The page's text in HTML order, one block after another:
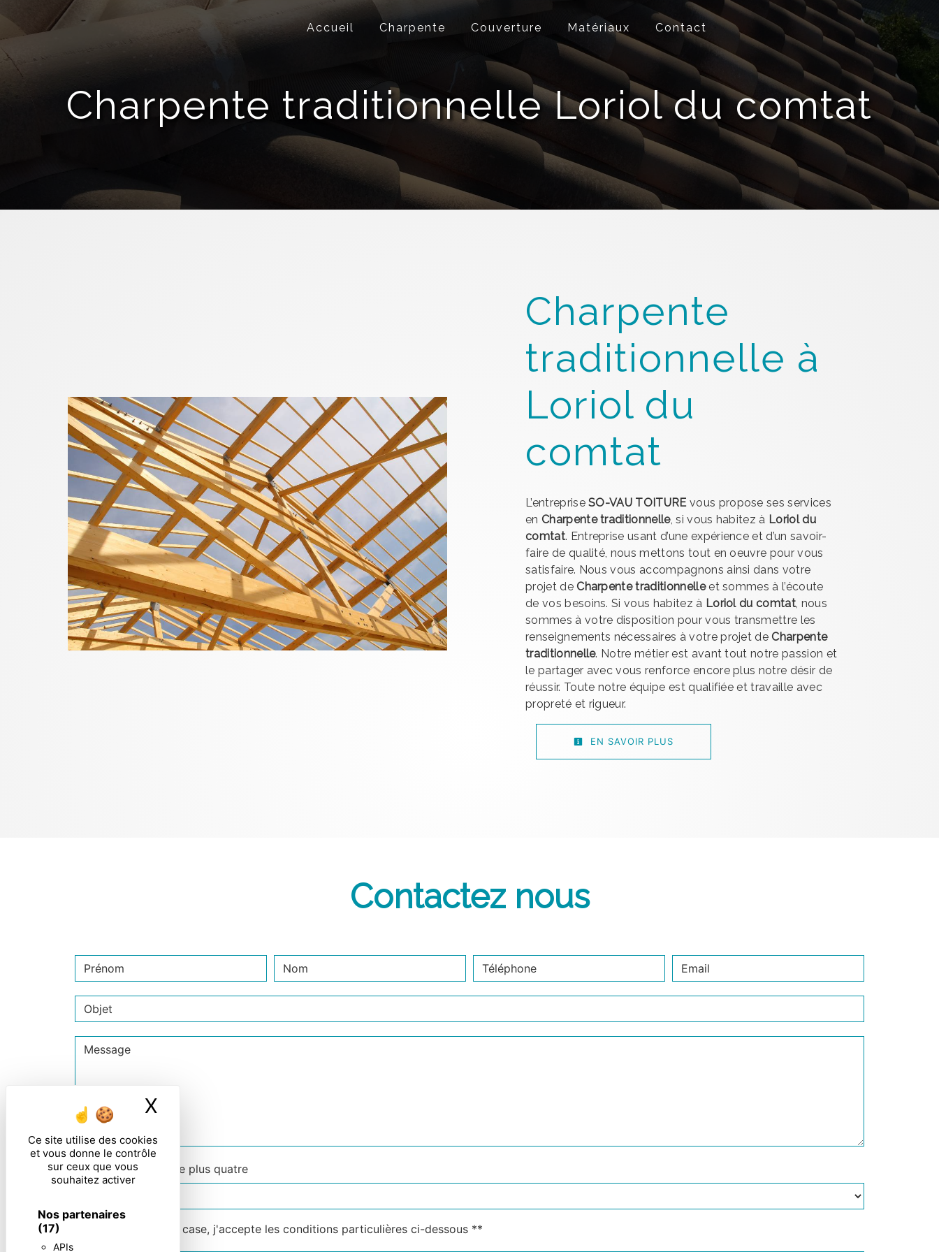
Panneau de gestion des cookies
Ce site utilise des cookies
et vous donne le contrôle
sur ceux que vous
souhaitez activer
Nos partenaires
(17)
APIs
X
Accueil Charpente Couverture Matériaux Contact
Charpente traditionnelle Loriol du comtat
Charpente
traditionnelle à
Loriol du
comtat
L’entrepriseSO-VAU TOITUREvous propose ses services
en Charpente traditionnelle, si vous habitez à Loriol du
comtat. Entreprise usant d’une expérience et d’un savoir-
faire de qualité, nous mettons tout en oeuvre pour vous
satisfaire. Nous vous accompagnons ainsi dans votre
projet deCharpente traditionnelleet sommes à l’écoute
de vos besoins. Si vous habitez à Loriol du comtat, nous
sommes à votre disposition pour vous transmettre les
renseignements nécessaires à votre projet deCharpente
traditionnelle. Notre métier est avant tout notre passion et
le partager avec vous renforce encore plus notre désir de
réussir. Toute notre équipe est qualifiée et travaille avec
propreté et rigueur.
EN SAVOIR PLUS
Contactez nous
Combien font quatre plus quatre
En cochant cette case, j'accepte les conditions particulières ci-dessous **